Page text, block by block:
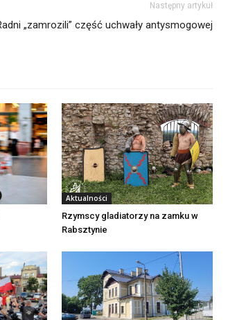
Następny artykuł
„zamrozili” część uchwały antysmogowej
Aktualności
Rzymscy gladiatorzy na zamku w
Rabsztynie